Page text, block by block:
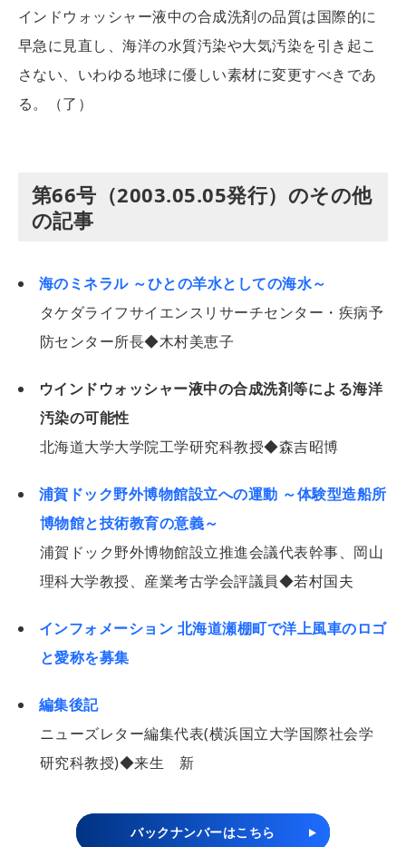
インドウォッシャー液中の合成洗剤の品質は国際的に
早急に見直し、海洋の水質汚染や大気汚染を引き起こ
さない、いわゆる地球に優しい素材に変更すべきであ
る。（了）
第66号（2003.05.05発行）のその他
の記事
海のミネラル ～ひとの羊水としての海水～
タケダライフサイエンスリサーチセンター・疾病予
防センター所長◆木村美恵子
ウインドウォッシャー液中の合成洗剤等による海洋
汚染の可能性
北海道大学大学院工学研究科教授◆森吉昭博
浦賀ドック野外博物館設立への運動 ～体験型造船所
博物館と技術教育の意義～
浦賀ドック野外博物館設立推進会議代表幹事、岡山
理科大学教授、産業考古学会評議員◆若村国夫
インフォメーション 北海道瀬棚町で洋上風車のロゴ
と愛称を募集
編集後記
ニューズレター編集代表(横浜国立大学国際社会学
研究科教授)◆来生 新
バックナンバーはこちら